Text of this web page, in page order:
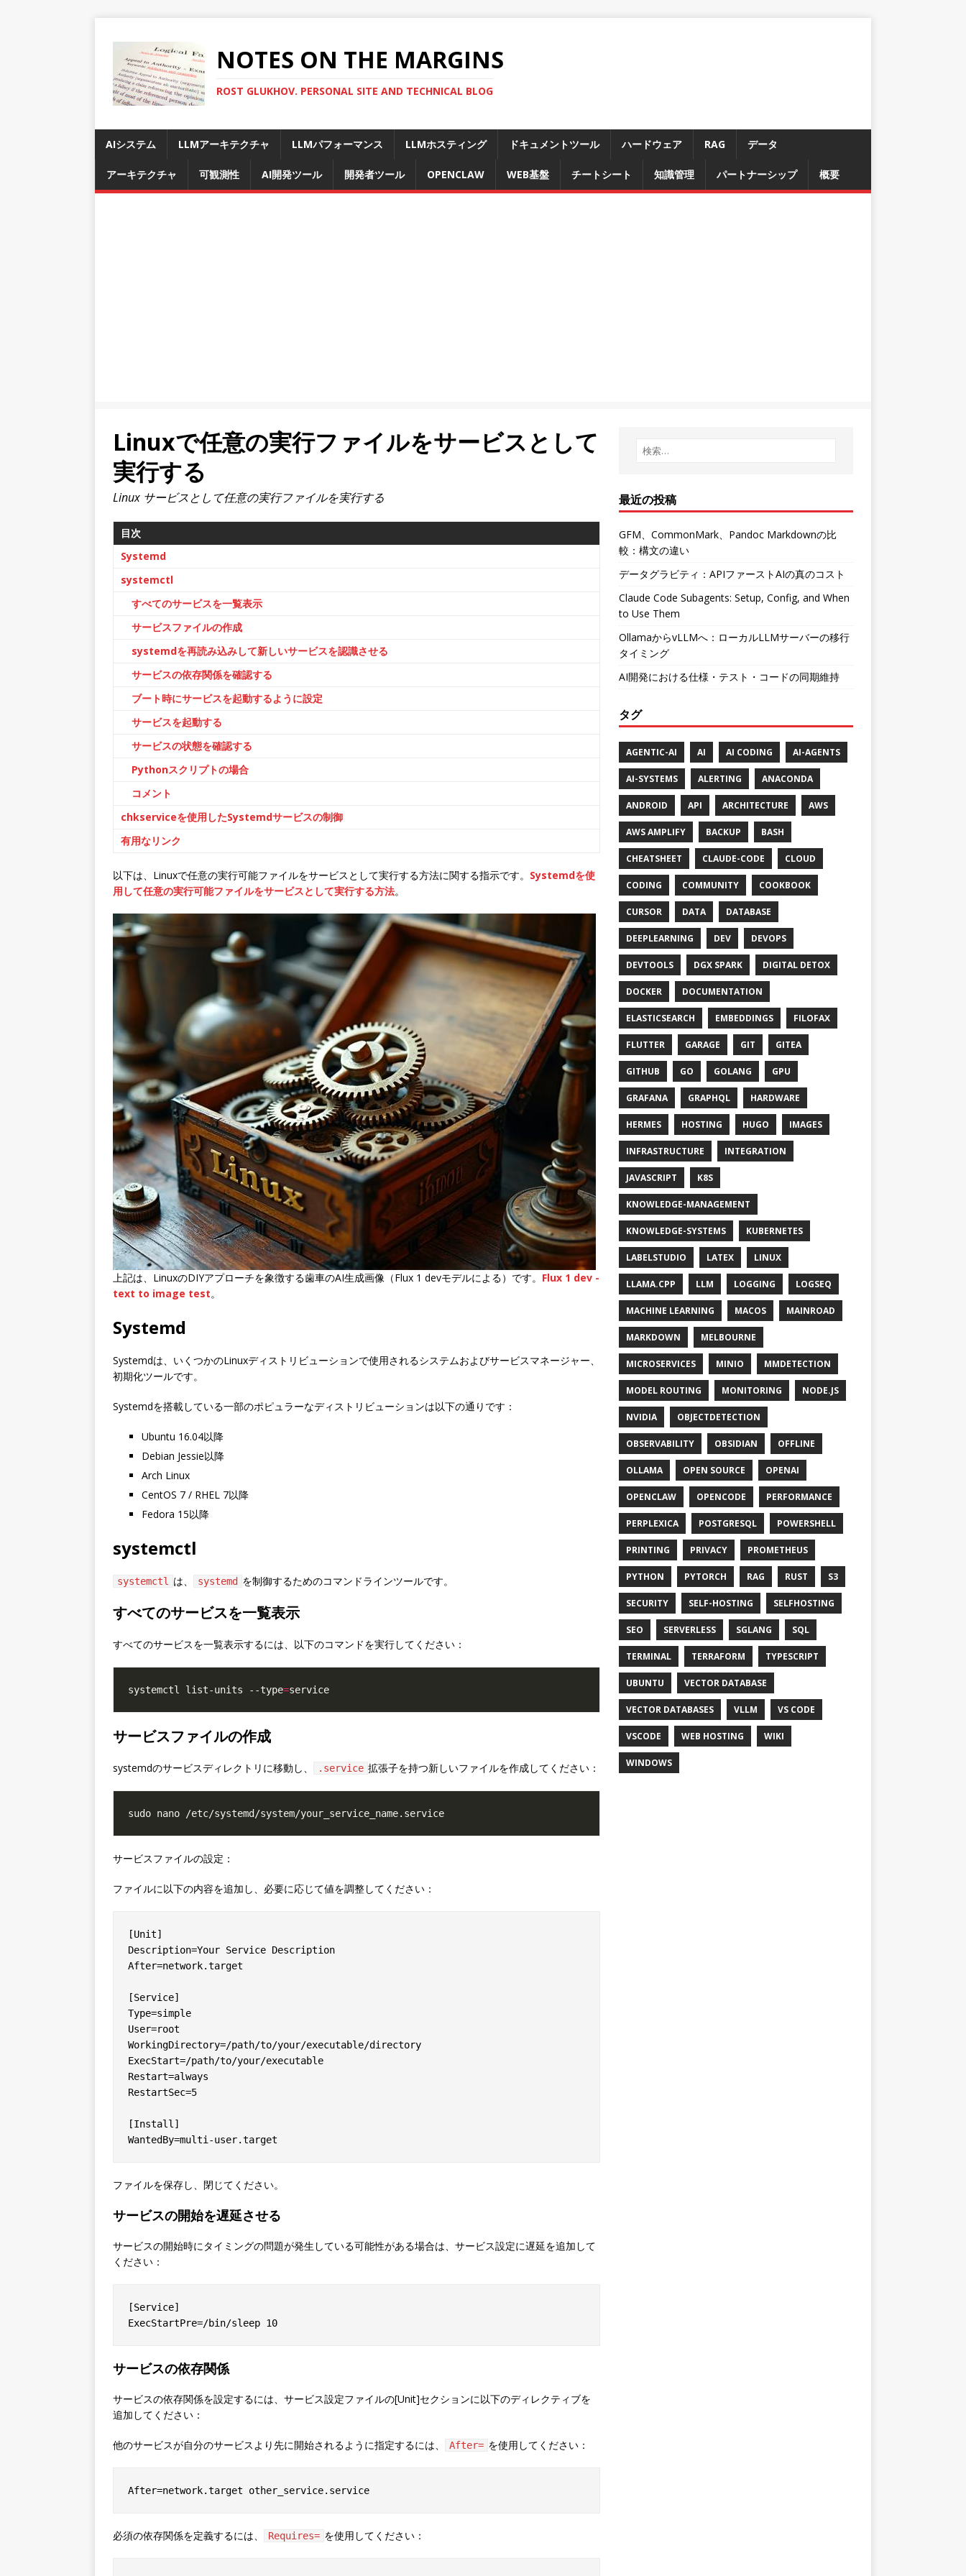
NOTES ON THE MARGINS
ROST GLUKHOV. PERSONAL SITE AND TECHNICAL BLOG
AIシステム LLMアーキテクチャ LLMパフォーマンス LLMホスティング ドキュメントツール ハードウェア RAG データ
アーキテクチャ 可観測性 AI開発ツール 開発者ツール OPENCLAW WEB基盤 チートシート 知識管理 パートナーシップ 概要
Linuxで任意の実行ファイルをサービスとして
実行する
Linux サービスとして任意の実行ファイルを実行する
目次
Systemd
systemctl
すべてのサービスを一覧表示
サービスファイルの作成
systemdを再読み込みして新しいサービスを認識させる
サービスの依存関係を確認する
ブート時にサービスを起動するように設定
サービスを起動する
サービスの状態を確認する
Pythonスクリプトの場合
コメント
chkserviceを使用したSystemdサービスの制御
有用なリンク
以下は、Linuxで任意の実行可能ファイルをサービスとして実行する方法に関する指示です。 Systemdを使
用して任意の実行可能ファイルをサービスとして実行する方法。
上記は、LinuxのDIYアプローチを象徴する歯車のAI生成画像（Flux 1 devモデルによる）です。 Flux 1 dev -
text to image test。
Systemd
Systemdは、いくつかのLinuxディストリビューションで使用されるシステムおよびサービスマネージャー、
初期化ツールです。
Systemdを搭載している一部のポピュラーなディストリビューションは以下の通りです：
Ubuntu 16.04以降
Debian Jessie以降
Arch Linux
CentOS 7 / RHEL 7以降
Fedora 15以降
systemctl
systemctl は、 systemd を制御するためのコマンドラインツールです。
すべてのサービスを一覧表示
すべてのサービスを一覧表示するには、以下のコマンドを実行してください：
systemctl list-units --type=
サービスファイルの作成
systemdのサービスディレクトリに移動し、 .service 拡張子を持つ新しいファイルを作成してください：
サービスファイルの設定：
ファイルに以下の内容を追加し、必要に応じて値を調整してください：
[Unit]
Description=Your Service Description
After=network.target
[Service]
Type=simple
User=root
WorkingDirectory=/path/to/your/executable/directory
ExecStart=/path/to/your/executable
Restart=always
RestartSec=5
[Install]
ファイルを保存し、閉じてください。
サービスの開始を遅延させる
サービスの開始時にタイミングの問題が発生している可能性がある場合は、サービス設定に遅延を追加して
ください：
[Service]
サービスの依存関係
サービスの依存関係を設定するには、サービス設定ファイルの[Unit]セクションに以下のディレクティブを
追加してください：
他のサービスが自分のサービスより先に開始されるように指定するには、 After= を使用してください：
必須の依存関係を定義するには、 Requires= を使用してください：
最近の投稿
GFM、CommonMark、Pandoc Markdownの比
較：構文の違い
データグラビティ：APIファーストAIの真のコスト
Claude Code Subagents: Setup, Config, and When
to Use Them
OllamaからvLLMへ：ローカルLLMサーバーの移行
タイミング
AI開発における仕様・テスト・コードの同期維持
タグ
AGENTIC-AI AI AI CODING AI-AGENTS
AI-SYSTEMS ALERTING ANACONDA
ANDROID API ARCHITECTURE AWS
AWS AMPLIFY BACKUP BASH
CHEATSHEET CLAUDE-CODE CLOUD
CODING COMMUNITY COOKBOOK
CURSOR DATA DATABASE
DEEPLEARNING DEV DEVOPS
DEVTOOLS DGX SPARK DIGITAL DETOX
DOCKER DOCUMENTATION
ELASTICSEARCH EMBEDDINGS FILOFAX
FLUTTER GARAGE GIT GITEA
GITHUB GO GOLANG GPU
GRAFANA GRAPHQL HARDWARE
HERMES HOSTING HUGO IMAGES
INFRASTRUCTURE INTEGRATION
JAVASCRIPT K8S
KNOWLEDGE-MANAGEMENT
KNOWLEDGE-SYSTEMS KUBERNETES
LABELSTUDIO LATEX LINUX
LLAMA.CPP LLM LOGGING LOGSEQ
MACHINE LEARNING MACOS MAINROAD
MARKDOWN MELBOURNE
MICROSERVICES MINIO MMDETECTION
MODEL ROUTING MONITORING NODE.JS
NVIDIA OBJECTDETECTION
OBSERVABILITY OBSIDIAN OFFLINE
OLLAMA OPEN SOURCE OPENAI
OPENCLAW OPENCODE PERFORMANCE
PERPLEXICA POSTGRESQL POWERSHELL
PRINTING PRIVACY PROMETHEUS
PYTHON PYTORCH RAG RUST S3
SECURITY SELF-HOSTING SELFHOSTING
SEO SERVERLESS SGLANG SQL
TERMINAL TERRAFORM TYPESCRIPT
UBUNTU VECTOR DATABASE
VECTOR DATABASES VLLM VS CODE
VSCODE WEB HOSTING WIKI
WINDOWS